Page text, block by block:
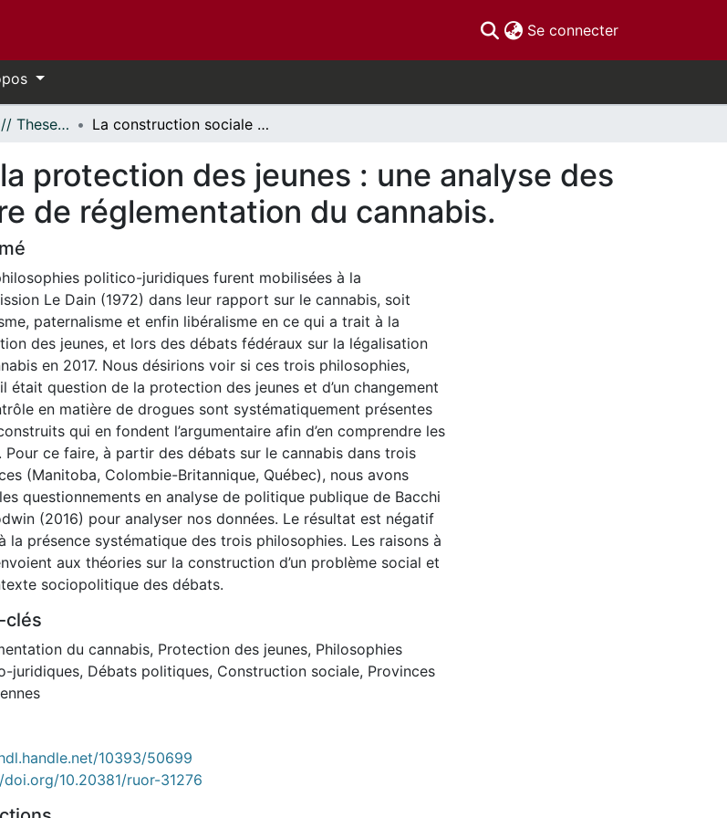
Se connecter(current)
- Thèses, 2011 - // Theses, 2011 - La construction sociale de la protection des jeunes : une analyse des débats politiques en matière de réglementation du cannabis.
protection des jeunes : une analyse des
de réglementation du cannabis.
politico-juridiques furent mobilisées à la
Le Dain (1972) dans leur rapport sur le cannabis, soit
paternalisme et enfin libéralisme en ce qui a trait à la
des jeunes, et lors des débats fédéraux sur la légalisation
en 2017. Nous désirions voir si ces trois philosophies,
était question de la protection des jeunes et d’un changement
en matière de drogues sont systématiquement présentes
qui en fondent l’argumentaire afin d’en comprendre les
Pour ce faire, à partir des débats sur le cannabis dans trois
(Manitoba, Colombie-Britannique, Québec), nous avons
questionnements en analyse de politique publique de Bacchi
(2016) pour analyser nos données. Le résultat est négatif
la présence systématique des trois philosophies. Les raisons à
aux théories sur la construction d’un problème social et
sociopolitique des débats.
clés
du cannabis, Protection des jeunes, Philosophies
juridiques, Débats politiques, Construction sociale, Provinces
10393/50699
10.20381/ruor-31276